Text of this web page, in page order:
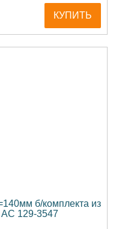
КУПИТЬ
б/комплекта из
129-3547